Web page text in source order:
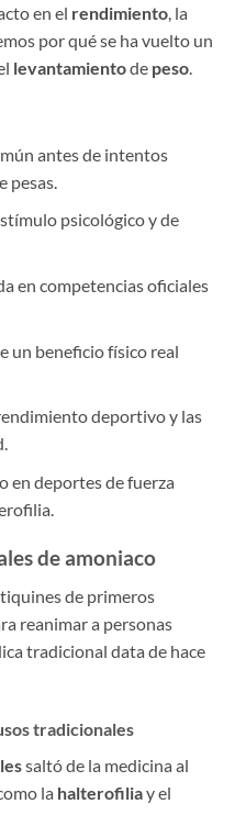
en el rendimiento, la
por qué se ha vuelto un
levantamientode peso.
antes de intentos
pesas.
psicológico y de
en competencias oficiales
un beneficio físico real
deportivo y las
en deportes de fuerza
de amoniaco
de primeros
reanimar a personas
tradicional data de hace
tradicionales
saltó de la medicina al
la halterofiliay el